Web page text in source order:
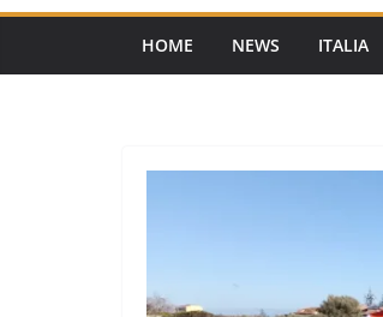
HOME NEWS ITALIA